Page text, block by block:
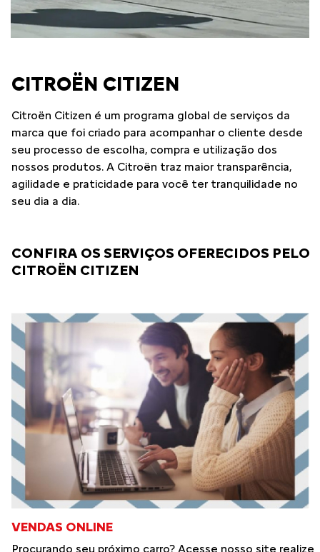
CITROËN CITIZEN
Citroën Citizen é um programa global de serviços da
marca que foi criado para acompanhar o cliente desde
seu processo de escolha, compra e utilização dos
nossos produtos. A Citroën traz maior transparência,
agilidade e praticidade para você ter tranquilidade no
seu dia a dia.
CONFIRA OS SERVIÇOS OFERECIDOS PELO
CITROËN CITIZEN
VENDAS ONLINE
Procurando seu próximo carro? Acesse nosso site realize